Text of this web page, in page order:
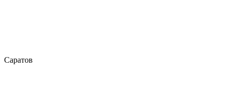
Саратов